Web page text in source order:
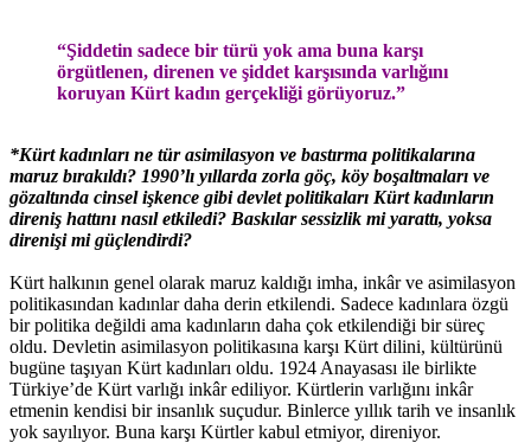
“Şiddetin sadece bir türü yok ama buna karşı
örgütlenen, direnen ve şiddet karşısında varlığını
koruyan Kürt kadın gerçekliği görüyoruz.”
*Kürt kadınları ne tür asimilasyon ve bastırma politikalarına
maruz bırakıldı? 1990’lı yıllarda zorla göç, köy boşaltmaları ve
gözaltında cinsel işkence gibi devlet politikaları Kürt kadınların
direniş hattını nasıl etkiledi? Baskılar sessizlik mi yarattı, yoksa
direnişi mi güçlendirdi?
Kürt halkının genel olarak maruz kaldığı imha, inkâr ve asimilasyon
politikasından kadınlar daha derin etkilendi. Sadece kadınlara özgü
bir politika değildi ama kadınların daha çok etkilendiği bir süreç
oldu. Devletin asimilasyon politikasına karşı Kürt dilini, kültürünü
bugüne taşıyan Kürt kadınları oldu. 1924 Anayasası ile birlikte
Türkiye’de Kürt varlığı inkâr ediliyor. Kürtlerin varlığını inkâr
etmenin kendisi bir insanlık suçudur. Binlerce yıllık tarih ve insanlık
yok sayılıyor. Buna karşı Kürtler kabul etmiyor, direniyor.